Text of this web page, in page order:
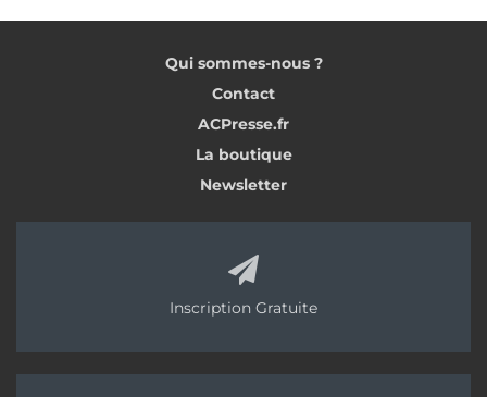
Qui sommes-nous ?
Contact
ACPresse.fr
La boutique
Newsletter
Inscription Gratuite